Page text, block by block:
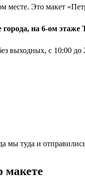
месте. Это макет
города, на 6-ом
выходных, с 10:00 до
мы туда и